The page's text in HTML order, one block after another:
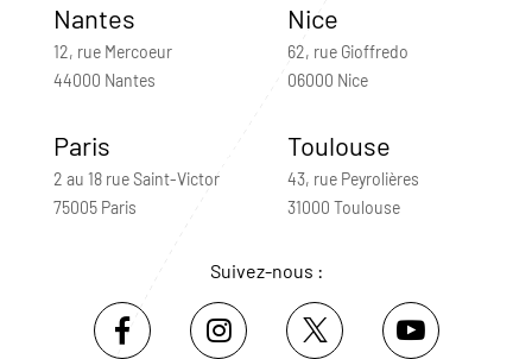
Nantes
12, rue Mercoeur
44000 Nantes
Nice
62, rue Gioffredo
06000 Nice
Paris
2 au 18 rue Saint-Victor
75005 Paris
Toulouse
43, rue Peyrolières
31000 Toulouse
Suivez-nous :